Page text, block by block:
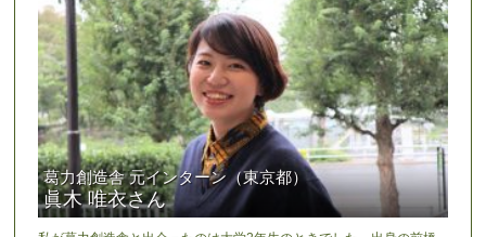
葛力創造舎 元インターン（東京都）
眞木 唯衣さん